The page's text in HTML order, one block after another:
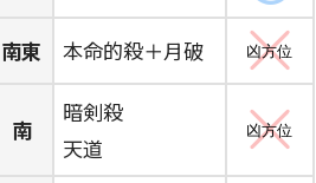
南東 本命的殺＋月破 凶方位
南
暗剣殺
天道
凶方位